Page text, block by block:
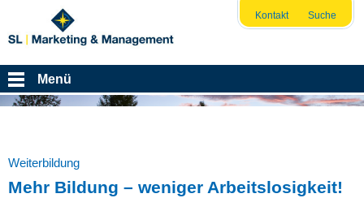
Kontakt Suche
Menü
Weiterbildung
Mehr Bildung – weniger Arbeitslosigkeit!